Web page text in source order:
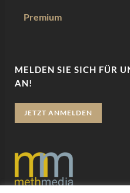
Premium
MELDEN SIE SICH FÜR
AN!
JETZT ANMELDEN